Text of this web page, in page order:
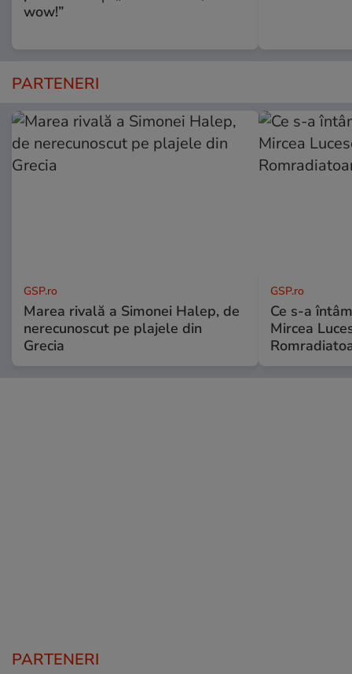
wow!”
PARTENERI
GSP.ro
Marea rivală a Simonei Halep, de
nerecunoscut pe plajele din
Grecia
GSP.ro
Ce s-a
Mircea
PARTENERI